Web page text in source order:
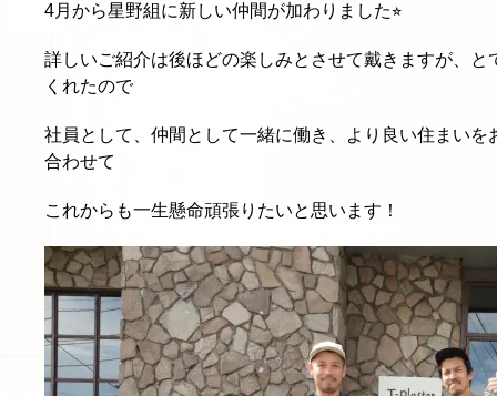
4月から星野組に新しい仲間が加わりました⭐︎
詳しいご紹介は後ほどの楽しみとさせて戴きますが、と
くれたので
社員として、仲間として一緒に働き、より良い住まいを
合わせて
これからも一生懸命頑張りたいと思います！